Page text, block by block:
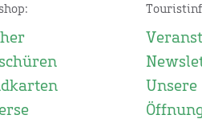
Unsere